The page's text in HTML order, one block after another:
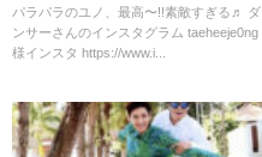
パラパラのユノ、最高〜!!素敵すぎる♬ ダ
ンサーさんのインスタグラム taeheeje0ng
様インスタ https://www.i...